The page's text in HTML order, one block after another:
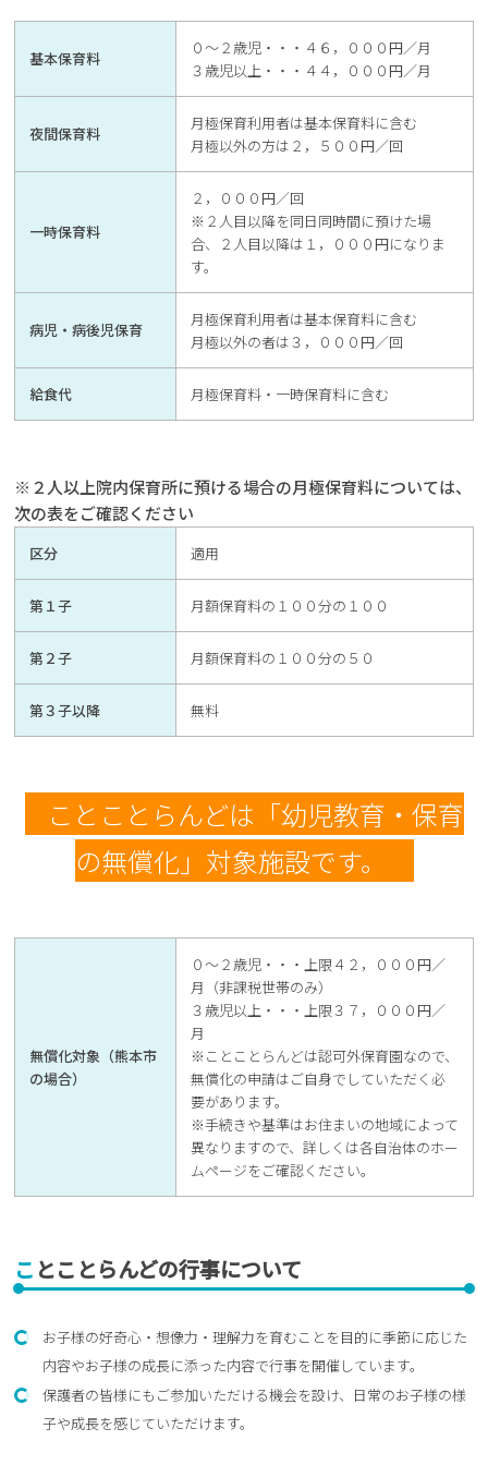
基本保育料
０～２歳児・・・４６，０００円／月
３歳児以上・・・４４，０００円／月
夜間保育料
月極保育利用者は基本保育料に含む
月極以外の方は２，５００円／回
一時保育料
２，０００円／回
※２人目以降を同日同時間に預けた場
合、２人目以降は１，０００円になりま
す。
病児・病後児保育
月極保育利用者は基本保育料に含む
月極以外の者は３，０００円／回
給食代 月極保育料・一時保育料に含む
※２人以上院内保育所に預ける場合の月極保育料については、
次の表をご確認ください
区分 適用
第１子 月額保育料の１００分の１００
第２子 月額保育料の１００分の５０
第３子以降 無料
ことことらんどは「幼児教育・保育
の無償化」対象施設です。
無償化対象（熊本市
の場合）
０～２歳児・・・上限４２，０００円／
月（非課税世帯のみ）
３歳児以上・・・上限３７，０００円／
月
※ことことらんどは認可外保育園なので、
無償化の申請はご自身でしていただく必
要があります。
※手続きや基準はお住まいの地域によって
異なりますので、詳しくは各自治体のホー
ムページをご確認ください。
ことことらんどの行事について
お子様の好奇心・想像力・理解力を育むことを目的に季節に応じた
内容やお子様の成長に添った内容で行事を開催しています。
保護者の皆様にもご参加いただける機会を設け、日常のお子様の様
子や成長を感じていただけます。